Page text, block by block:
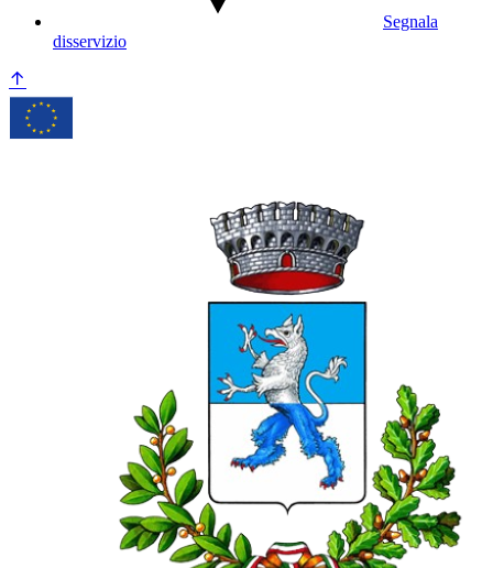
Segnala
disservizio